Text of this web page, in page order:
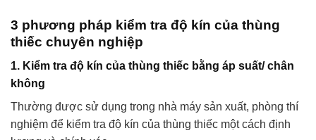
3 phương pháp kiểm tra độ kín của thùng
thiếc chuyên nghiệp
1. Kiểm tra độ kín của thùng thiếc bằng áp suất/ chân
không
Thường được sử dụng trong nhà máy sản xuất, phòng thí
nghiệm để kiểm tra độ kín của thùng thiếc một cách định